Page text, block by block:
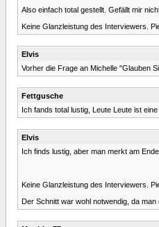
Also einfach total gestellt. Gefällt mir
Keine Glanzleistung des Interviewers.
Elvis
Vorher die Frage an Michelle "Glauben
Fettgusche
Ich fands total lustig, Leute Leute ist
Elvis
Ich finds lustig, aber man merkt am
Keine Glanzleistung des Interviewers.
Der Schnitt war wohl notwendig, da